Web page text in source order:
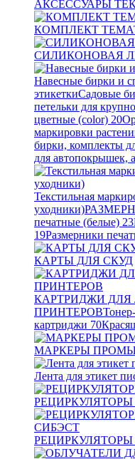
АКСЕССУАРЫ
КОМПЛЕКТ
СИЛИКОНОВАЯ
Навесные бирки и
этикеткиСадовые
петельки для
цветные (color) 20
маркировки
бирки, комплекты
для автопокрышек,
Текстильная
уходники)
печатные (белые) 23
19Размерники
КАРТЫ ДЛЯ СКУД
КАРТРИДЖИ ДЛЯ
ПРИНТЕРОВ
картриджи 70
МАРКЕРЫ
Лента для этикет